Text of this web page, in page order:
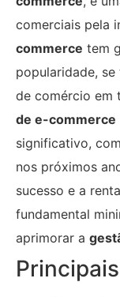
comerciais pela
commerce tem
popularidade,
de comércio em
de e-commerce
significativo,
nos próximos
sucesso e a
fundamental
aprimorar a